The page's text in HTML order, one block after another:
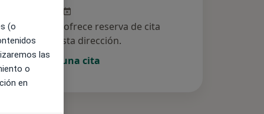
no ofrece reserva de cita
online en esta dirección.
Pedir una cita
(o
las
o
en